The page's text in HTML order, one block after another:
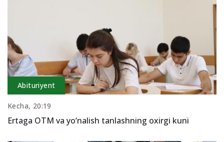
Abituriyent
Kecha, 20:19
Ertaga OTM va yo‘nalish tanlashning oxirgi kuni